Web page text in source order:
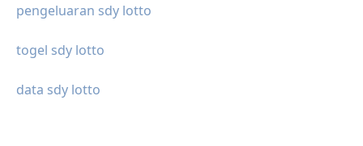
pengeluaran sdy lotto
togel sdy lotto
data sdy lotto